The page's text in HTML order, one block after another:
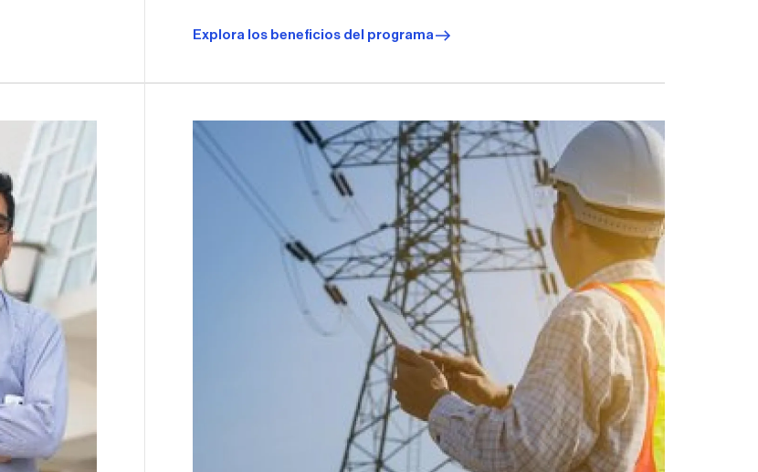
Explora los beneficios del programa